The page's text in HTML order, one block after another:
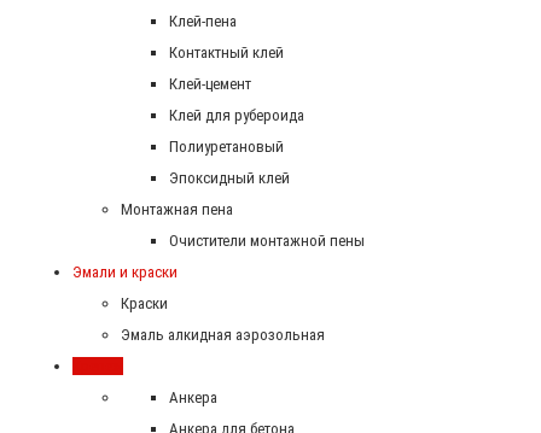
Клей-пена
Контактный клей
Клей-цемент
Клей для рубероида
Полиуретановый
Эпоксидный клей
Монтажная пена
Очистители монтажной пены
Эмали и краски
Краски
Эмаль алкидная аэрозольная
Анкера
Анкера для бетона